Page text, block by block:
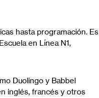
hasta programación. Es
en Línea N1,
Duolingo y Babbel
inglés, francés y otros